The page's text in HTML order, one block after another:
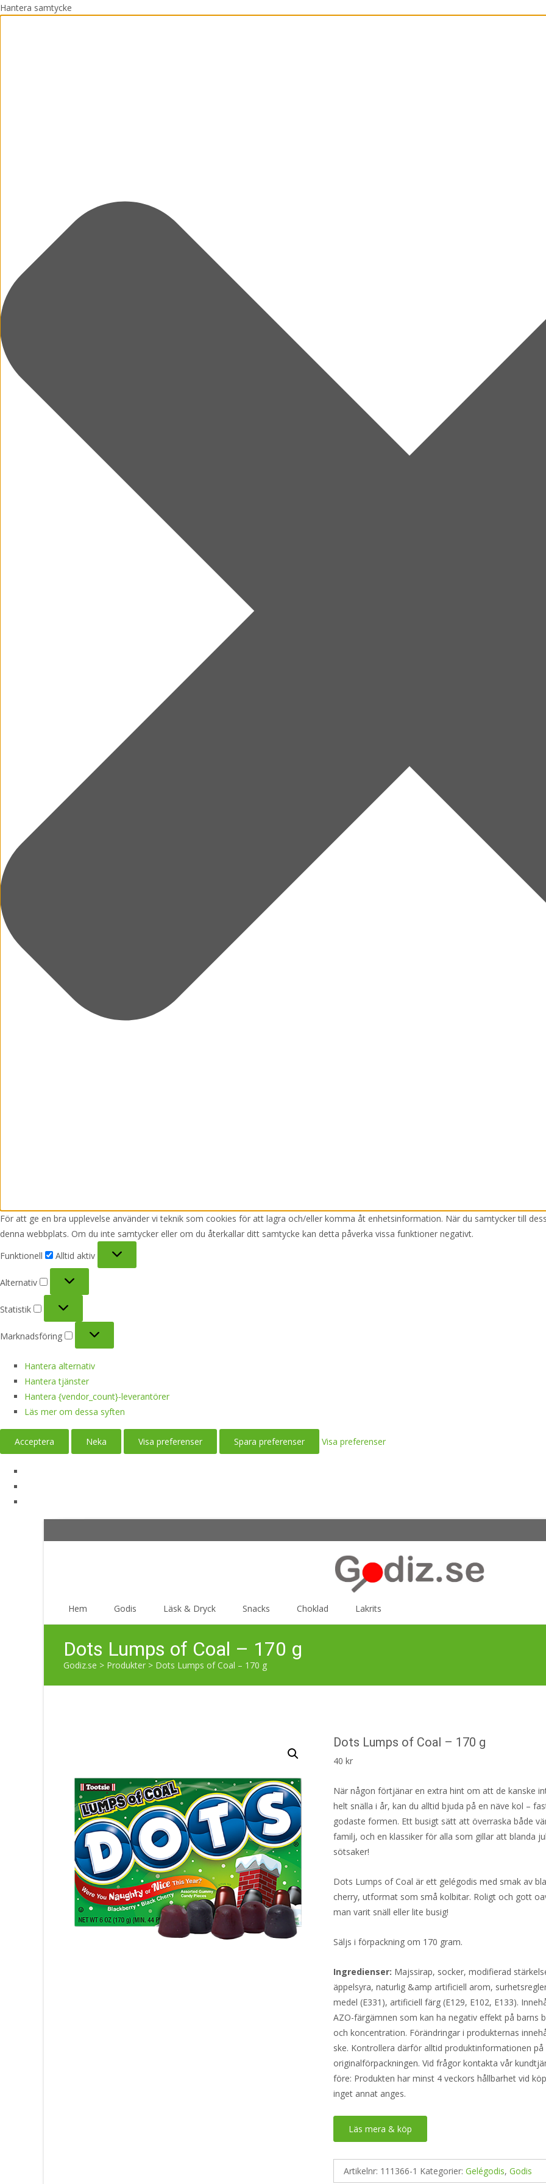
Hantera samtycke
För att ge en bra upplevelse använder vi teknik som cookies för att lagra och/eller komma åt enhetsinformation. När du samtycker till
denna webbplats. Om du inte samtycker eller om du återkallar ditt samtycke kan detta påverka vissa funktioner negativt.
Funktionell
Alltid aktiv
Alternativ
Alternativ
Statistik
Statistik
Marknadsföring
Marknadsföring
Hantera alternativ
Hantera tjänster
Hantera {vendor_count}-leverantörer
Läs mer om dessa syften
Acceptera Neka Visa preferenser Spara preferenser Visa preferenser
Hem Godis Läsk & Dryck Snacks Choklad Lakrits
Dots Lumps of Coal – 170 g
Godiz.se > Produkter > Dots Lumps of Coal – 170 g
Dots Lumps of Coal – 170 g
40kr
När någon förtjänar en extra hint om att de kanske
helt snälla i år, kan du alltid bjuda på en näve kol –
godaste formen. Ett busigt sätt att överraska både
familj, och en klassiker för alla som gillar att blanda
sötsaker!
Dots Lumps of Coal är ett gelégodis med smak av
cherry, utformat som små kolbitar. Roligt och gott
man varit snäll eller lite busig!
Säljs i förpackning om 170 gram.
Ingredienser: Majssirap, socker, modifierad
äppelsyra, naturlig &amp artificiell arom,
medel (E331), artificiell färg (E129, E102, E133).
AZO-färgämnen som kan ha negativ effekt på barns
och koncentration. Förändringar i produkternas
ske. Kontrollera därför alltid produktinformationen på
originalförpackningen. Vid frågor kontakta vår
före: Produkten har minst 4 veckors hållbarhet vid
inget annat anges.
Läs mera & köp
Artikelnr: 111366-1 Kategorier:Gelégodis,Godis